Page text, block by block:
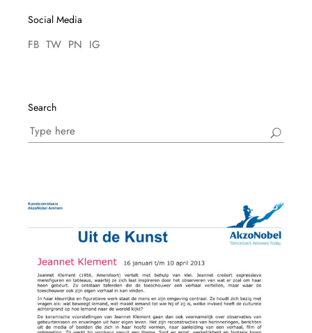
Social Media
FB TW PN IG
Search
Search
for: